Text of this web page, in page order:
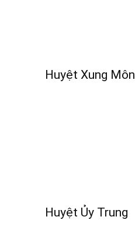
Huyệt Xung Môn
Huyệt Ủy Trung